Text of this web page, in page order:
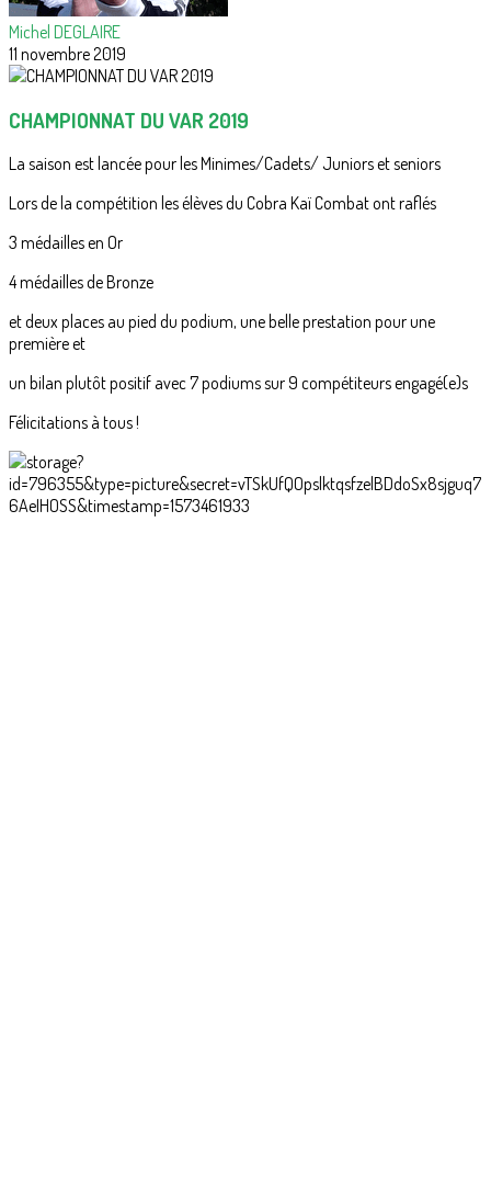
Michel DEGLAIRE
11 novembre 2019
CHAMPIONNAT DU VAR 2019
La saison est lancée pour les Minimes/Cadets/ Juniors et seniors
Lors de la compétition les élèves du Cobra Kaï Combat ont raflés
3 médailles en Or
4 médailles de Bronze
et deux places au pied du podium, une belle prestation pour une
première et
un bilan plutôt positif avec 7 podiums sur 9 compétiteurs engagé(e)s
Félicitations à tous !